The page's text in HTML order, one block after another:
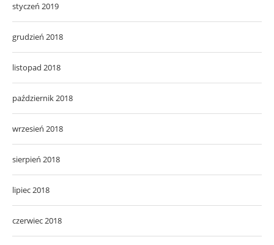
styczeń 2019
grudzień 2018
listopad 2018
październik 2018
wrzesień 2018
sierpień 2018
lipiec 2018
czerwiec 2018